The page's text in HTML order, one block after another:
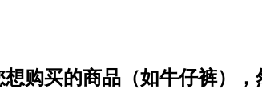
想购买的商品（如牛仔裤）